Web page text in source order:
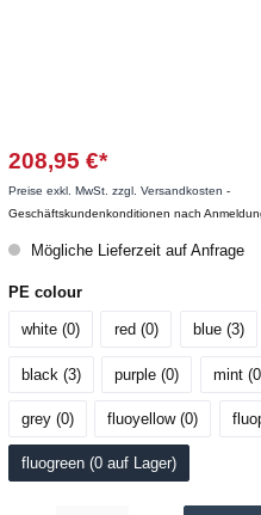
208,95 €*
Preise exkl. MwSt. zzgl. Versandkosten -
Geschäftskundenkonditionen nach
Mögliche Lieferzeit auf Anfrage
PE colour
white (0) red (0) blue (3)
black (3) purple (0) mint (0
grey (0) fluoyellow (0)
fluogreen (0 auf Lager)